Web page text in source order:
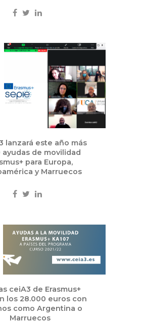
lanzará este año más
ayudas de movilidad
para Europa,
y Marruecos
ceiA3 de Erasmus+
los 28.000 euros con
como Argentina o
Marruecos